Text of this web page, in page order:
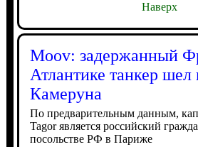
Наверх
Moov: задержанный
Атлантике танкер
Камеруна
По предварительным данным,
Tagor является российский
посольстве РФ в Париже